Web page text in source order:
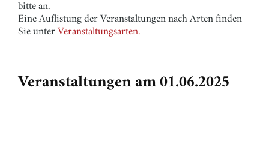
bitte an.
Eine Auflistung der Veranstaltungen nach Arten finden
Sie unter Veranstaltungsarten.
Veranstaltungen am 01.06.2025